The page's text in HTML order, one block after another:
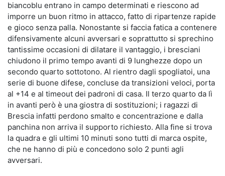
biancoblu entrano in campo determinati e riescono ad
imporre un buon ritmo in attacco, fatto di ripartenze rapide
e gioco senza palla. Nonostante si faccia fatica a contenere
difensivamente alcuni avversari e soprattutto si sprechino
tantissime occasioni di dilatare il vantaggio, i bresciani
chiudono il primo tempo avanti di 9 lunghezze dopo un
secondo quarto sottotono. Al rientro dagli spogliatoi, una
serie di buone difese, concluse da transizioni veloci, porta
al +14 e al timeout dei padroni di casa. Il terzo quarto da lì
in avanti però è una giostra di sostituzioni; i ragazzi di
Brescia infatti perdono smalto e concentrazione e dalla
panchina non arriva il supporto richiesto. Alla fine si trova
la quadra e gli ultimi 10 minuti sono tutti di marca ospite,
che ne hanno di più e concedono solo 2 punti agli
avversari.